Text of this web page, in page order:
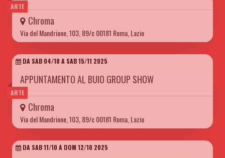
ARTE
Chroma
Via del Mandrione, 103, 89/c 00181 Roma, Lazio
ARTE
DA SAB 04/10 A SAB 15/11 2025
APPUNTAMENTO AL BUIO GROUP SHOW
Chroma
Via del Mandrione, 103, 89/c 00181 Roma, Lazio
DA SAB 11/10 A DOM 12/10 2025